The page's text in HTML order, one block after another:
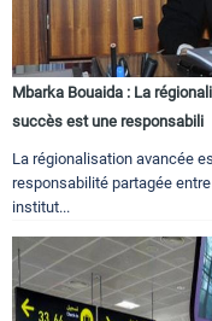
Mbarka Bouaida : La
succès est une responsabili
La régionalisation avancée
responsabilité partagée
institut...